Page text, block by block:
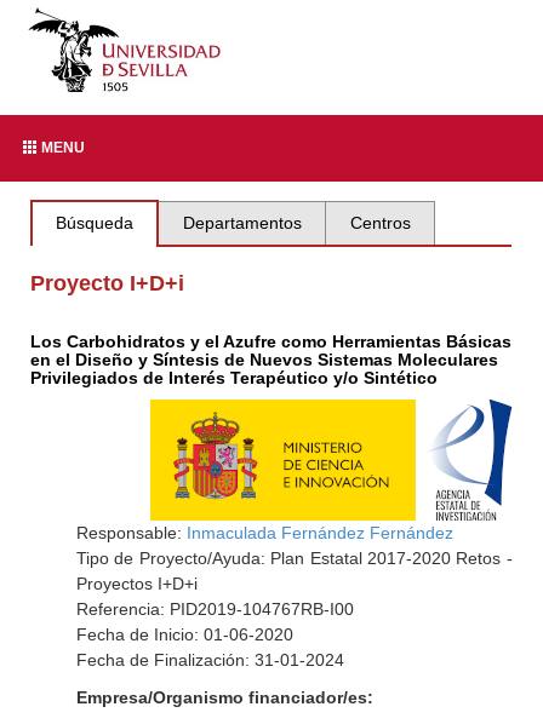
MENU
Búsqueda Departamentos Centros
Proyecto I+D+i
Los Carbohidratos y el Azufre como Herramientas Básicas
en el Diseño y Síntesis de Nuevos Sistemas Moleculares
Privilegiados de Interés Terapéutico y/o Sintético
Responsable: Inmaculada Fernández Fernández
Tipo de Proyecto/Ayuda: Plan Estatal 2017-2020 Retos -
Proyectos I+D+i
Referencia: PID2019-104767RB-I00
Fecha de Inicio: 01-06-2020
Fecha de Finalización: 31-01-2024
Empresa/Organismo financiador/es: